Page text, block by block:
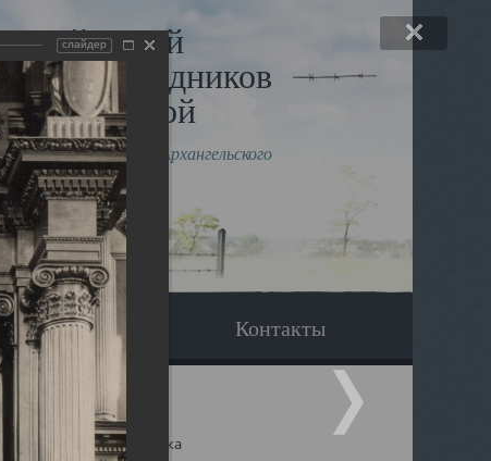
музей
и исповедников
митрополита Архангельского
Даниила
Вопрос-ответ Контакты
собор Архангельска
слайдер